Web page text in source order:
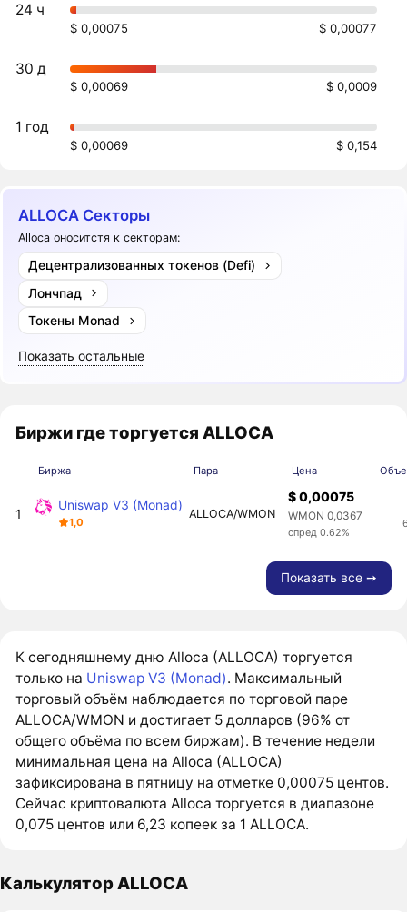
24 ч
$ 0,00075 $ 0,00077
30 д
$ 0,00069 $ 0,0009
1 год
$ 0,00069 $ 0,154
ALLOCA Секторы
Alloca оноситстя к секторам:
Децентрализованных токенов (Defi)
Лончпад
Токены Monad
Показать остальные
Биржи где торгуется ALLOCA
Биржа Пара Цена
1
Uniswap V3 (Monad)
1,0
ALLOCA/WMON
$ 0,00075
WMON 0,0367
спред 0.62%
Показать все ➙
К сегодняшнему дню Alloca (ALLOCA) торгуется
только на Uniswap V3 (Monad). Максимальный
торговый объём наблюдается по торговой паре
ALLOCA/WMON и достигает 5 долларов (96% от
общего объёма по всем биржам). В течение недели
минимальная цена на Alloca (ALLOCA)
зафиксирована в пятницу на отметке 0,00075 центов.
Сейчас криптовалюта Alloca торгуется в диапазоне
0,075 центов или 6,23 копеек за 1 ALLOCA.
Калькулятор ALLOCA